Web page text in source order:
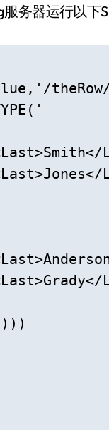
服务器运行以下